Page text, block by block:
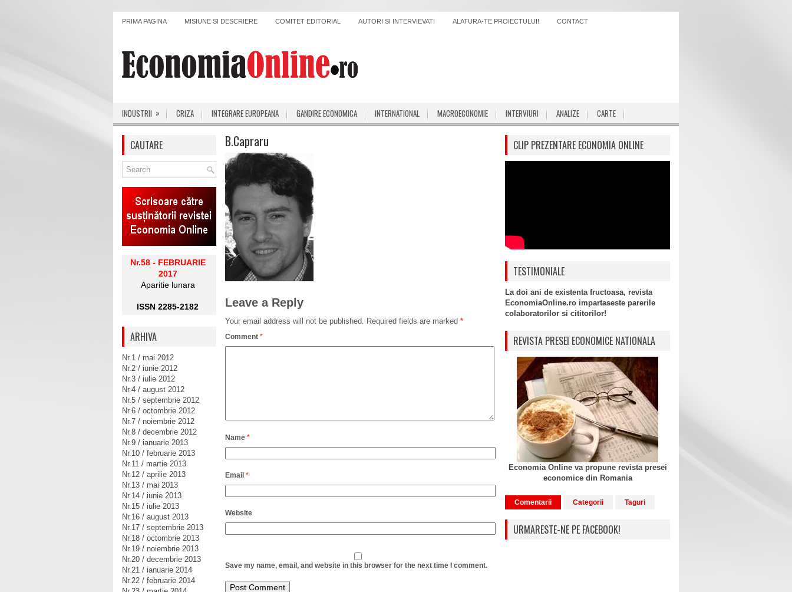
PRIMA PAGINA MISIUNE SI DESCRIERE COMITET EDITORIAL AUTORI SI INTERVIEVATI ALATURA-TE PROIECTULUI! CONTACT
INDUSTRII » CRIZA INTEGRARE EUROPEANA GANDIRE ECONOMICA INTERNATIONAL MACROECONOMIE INTERVIURI ANALIZE CARTE
B.Capraru
Leave a Reply
Your email address will not be published. Required fields are marked *
Comment *
Name *
Email *
Website
Save my name, email, and website in this browser for the next time I comment.
CAUTARE
Nr.58 - FEBRUARIE
2017
Aparitie lunara
ISSN 2285-2182
ARHIVA
Nr.1 / mai 2012
Nr.2 / iunie 2012
Nr.3 / iulie 2012
Nr.4 / august 2012
Nr.5 / septembrie 2012
Nr.6 / octombrie 2012
Nr.7 / noiembrie 2012
Nr.8 / decembrie 2012
Nr.9 / ianuarie 2013
Nr.10 / februarie 2013
Nr.11 / martie 2013
Nr.12 / aprilie 2013
Nr.13 / mai 2013
Nr.14 / iunie 2013
Nr.15 / iulie 2013
Nr.16 / august 2013
Nr.17 / septembrie 2013
Nr.18 / octombrie 2013
Nr.19 / noiembrie 2013
Nr.20 / decembrie 2013
Nr.21 / ianuarie 2014
Nr.22 / februarie 2014
CLIP PREZENTARE ECONOMIA ONLINE
TESTIMONIALE
La doi ani de existenta fructoasa, revista
EconomiaOnline.ro impartaseste parerile
colaboratorilor si cititorilor!
REVISTA PRESEI ECONOMICE NATIONALA
Economia Online va propune revista presei
economice din Romania
Comentarii Categorii Taguri
URMARESTE-NE PE FACEBOOK!